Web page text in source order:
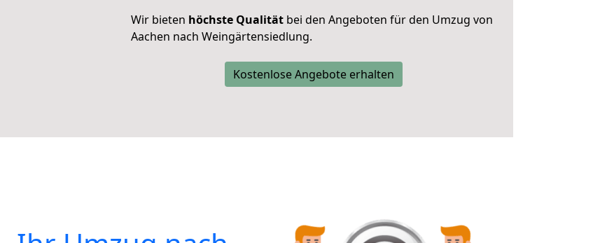
Wir bieten höchste Qualität bei den Angeboten für den Umzug von
Aachen nach Weingärtensiedlung.
Kostenlose Angebote erhalten